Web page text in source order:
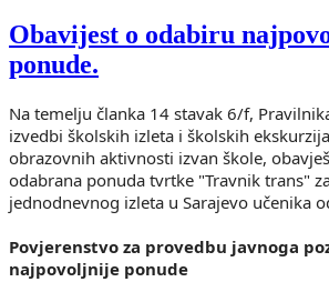
Obavijest o odabiru
ponude.
Na temelju članka 14 stavak 6/f,
izvedbi školskih izleta i školskih
obrazovnih aktivnosti izvan škole,
odabrana ponuda tvrtke "Travnik trans"
jednodnevnog izleta u Sarajevo učenika
Povjerenstvo za provedbu javnoga
najpovoljnije ponude